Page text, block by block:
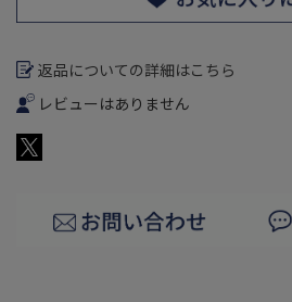
返品についての詳細はこちら
レビューはありません